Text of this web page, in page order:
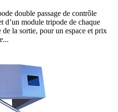
double passage de contrôle
d’un module tripode de chaque
de la sortie, pour un espace et prix